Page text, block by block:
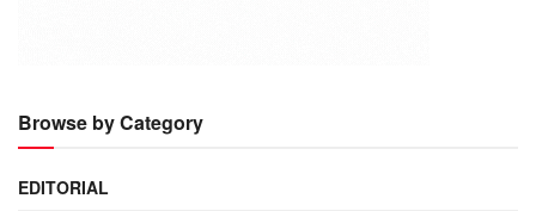
Browse by Category
EDITORIAL